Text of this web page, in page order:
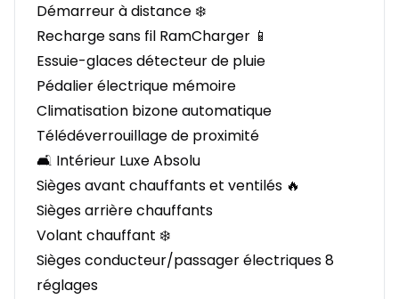
Démarreur à distance ❄️
Recharge sans fil RamCharger 📱
Essuie-glaces détecteur de pluie
Pédalier électrique mémoire
Climatisation bizone automatique
Télédéverrouillage de proximité
🛋️ Intérieur Luxe Absolu
Sièges avant chauffants et ventilés 🔥
Sièges arrière chauffants
Volant chauffant ❄️
Sièges conducteur/passager électriques 8
réglages